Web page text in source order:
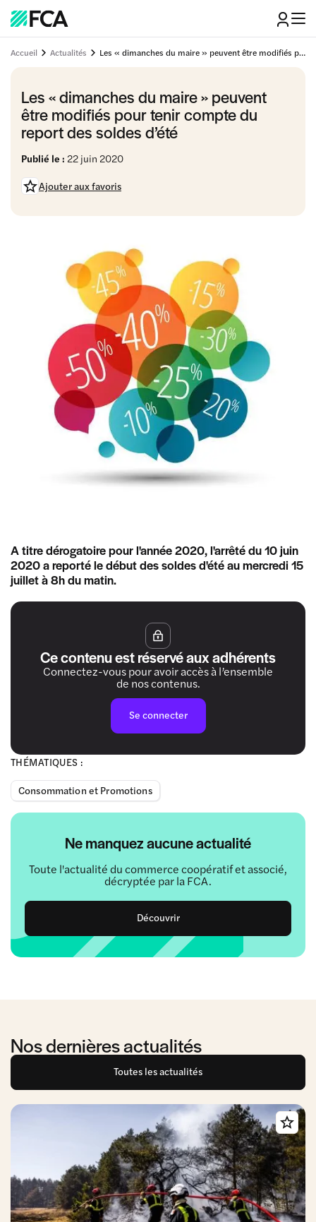
Accueil Actualités Les « dimanches du maire » peuvent être modifiés pour tenir compte du report des soldes d’été
Les « dimanches du maire » peuvent
être modifiés pour tenir compte du
report des soldes d’été
Publié le : 22 juin 2020
Ajouter aux favoris
THÉMATIQUES :
Consommation et Promotions
Ne manquez aucune actualité
Toute l'actualité du commerce coopératif et associé,
décryptée par la FCA.
Découvrir
A titre dérogatoire pour l'année 2020, l'arrêté du 10 juin
2020 a reporté le début des soldes d'été au mercredi 15
juillet à 8h du matin.
Ce contenu est réservé aux adhérents
Connectez-vous pour avoir accès à l’ensemble
de nos contenus.
Se connecter
Nos dernières actualités
Toutes les actualités